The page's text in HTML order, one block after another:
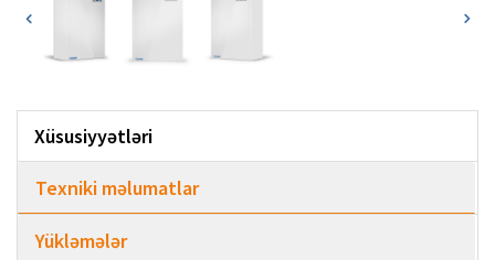
Xüsusiyyətləri
Texniki məlumatlar
Yükləmələr